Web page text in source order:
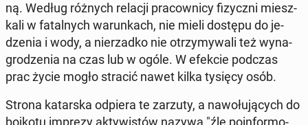
ną. Według różnych relacji pra­cow­ni­cy fi­zycz­ni miesz­
ka­li w fa­tal­nych wa­run­kach, nie mieli dostępu do je­
dze­nia i wody, a nie­rzad­ko nie otrzy­my­wa­li też wy­na­
gro­dze­nia na czas lub w ogóle. W efekcie podczas
prac życie mogło stracić nawet kilka tysięcy osób.
Strona ka­tar­ska odpiera te zarzuty, a na­wo­łu­ją­cych do